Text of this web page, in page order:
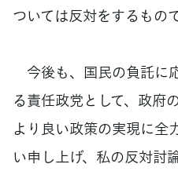
ついては反対をするもの
今後も、国民の負託に
る責任政党として、政府
より良い政策の実現に全
い申し上げ、私の反対討